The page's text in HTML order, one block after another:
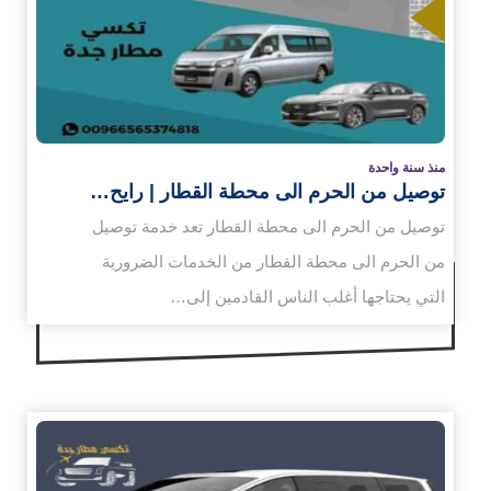
منذ سنة واحدة
توصيل من الحرم الى محطة القطار | رايح…
توصيل من الحرم الى محطة القطار تعد خدمة توصيل
من الحرم الى محطة القطار من الخدمات الضرورية
التي يحتاجها أغلب الناس القادمين إلى…